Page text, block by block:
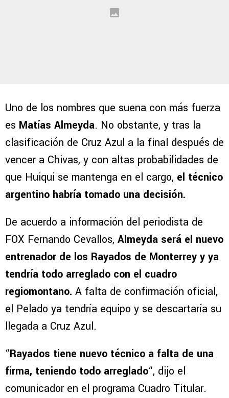
Uno de los nombres que suena con más fuerza
es Matías Almeyda. No obstante, y tras la
clasificación de Cruz Azul a la final después de
vencer a Chivas, y con altas probabilidades de
que Huiqui se mantenga en el cargo, el técnico
argentino habría tomado una decisión.
De acuerdo a información del periodista de
FOX Fernando Cevallos, Almeyda será el nuevo
entrenador de los Rayados de Monterrey y ya
tendría todo arreglado con el cuadro
regiomontano. A falta de confirmación oficial,
el Pelado ya tendría equipo y se descartaría su
llegada a Cruz Azul.
“Rayados tiene nuevo técnico a falta de una
firma, teniendo todo arreglado“, dijo el
comunicador en el programa Cuadro Titular.